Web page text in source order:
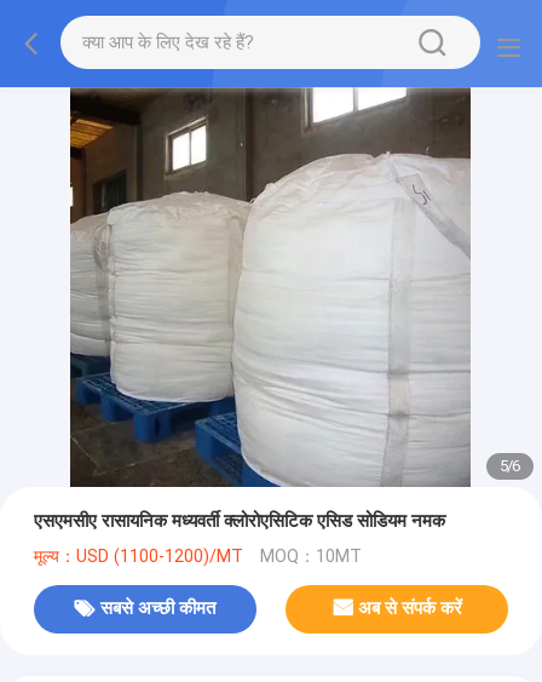
5/6
एसएमसीए रासायनिक मध्यवर्ती क्लोरोएसिटिक एसिड सोडियम नमक
मूल्य：USD (1100-1200)/MT MOQ：10MT
सबसे अच्छी कीमत अब से संपर्क करें